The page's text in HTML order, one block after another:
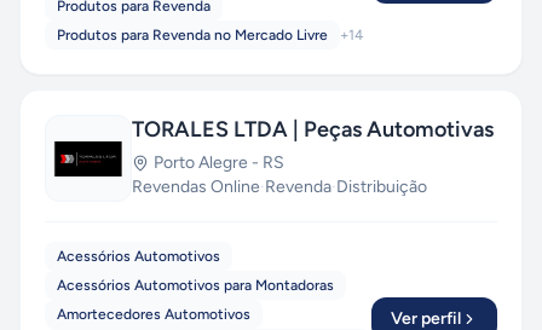
Produtos para Revenda
Produtos para Revenda no Mercado Livre
+14
TORALES LTDA | Peças Automotivas
Porto Alegre - RS
Revendas Online·Revenda·Distribuição
Acessórios Automotivos
Acessórios Automotivos para Montadoras
Amortecedores Automotivos
Ver perfil